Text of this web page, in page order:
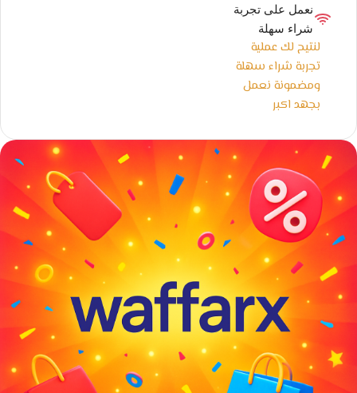
نعمل على تجربة
شراء سهلة
لنتيح لك عملية
تجربة شراء سهلة
ومضمونة نعمل
بجهد اكبر